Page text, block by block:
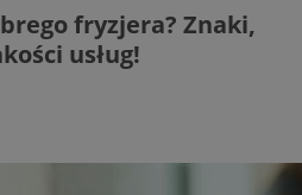
fryzjera? Znaki,
usług!